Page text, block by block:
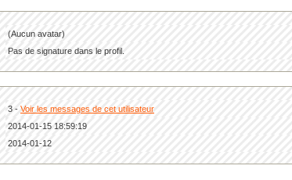
(Aucun avatar)
Pas de signature dans le profil.
3 - Voir les messages de cet utilisateur
2014-01-15 18:59:19
2014-01-12